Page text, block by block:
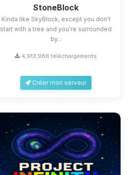
StoneBlock
Kinda like SkyBlock, except you don't
start with a tree and you're surrounded
by...
4,913,986 téléchargements
Créer mon serveur